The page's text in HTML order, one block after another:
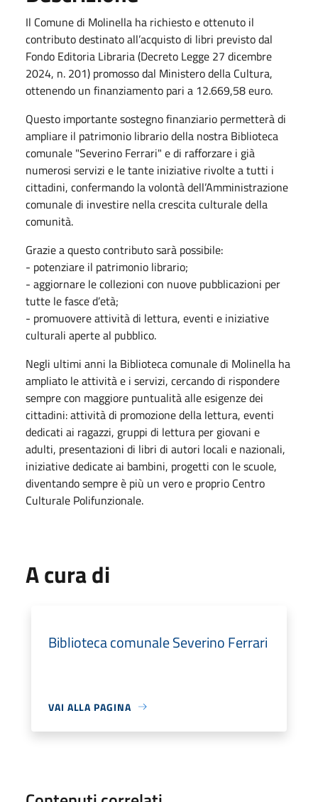
Il Comune di Molinella ha richiesto e ottenuto il
contributo destinato all’acquisto di libri previsto dal
Fondo Editoria Libraria (Decreto Legge 27 dicembre
2024, n. 201) promosso dal Ministero della Cultura,
ottenendo un finanziamento pari a 12.669,58 euro.
Questo importante sostegno finanziario permetterà di
ampliare il patrimonio librario della nostra Biblioteca
comunale "Severino Ferrari" e di rafforzare i già
numerosi servizi e le tante iniziative rivolte a tutti i
cittadini, confermando la volontà dell’Amministrazione
comunale di investire nella crescita culturale della
comunità.
Grazie a questo contributo sarà possibile:
- potenziare il patrimonio librario;
- aggiornare le collezioni con nuove pubblicazioni per
tutte le fasce d’età;
- promuovere attività di lettura, eventi e iniziative
culturali aperte al pubblico.
Negli ultimi anni la Biblioteca comunale di Molinella ha
ampliato le attività e i servizi, cercando di rispondere
sempre con maggiore puntualità alle esigenze dei
cittadini: attività di promozione della lettura, eventi
dedicati ai ragazzi, gruppi di lettura per giovani e
adulti, presentazioni di libri di autori locali e nazionali,
iniziative dedicate ai bambini, progetti con le scuole,
diventando sempre è più un vero e proprio Centro
Culturale Polifunzionale.
A cura di
Biblioteca comunale Severino Ferrari
VAI ALLA PAGINA